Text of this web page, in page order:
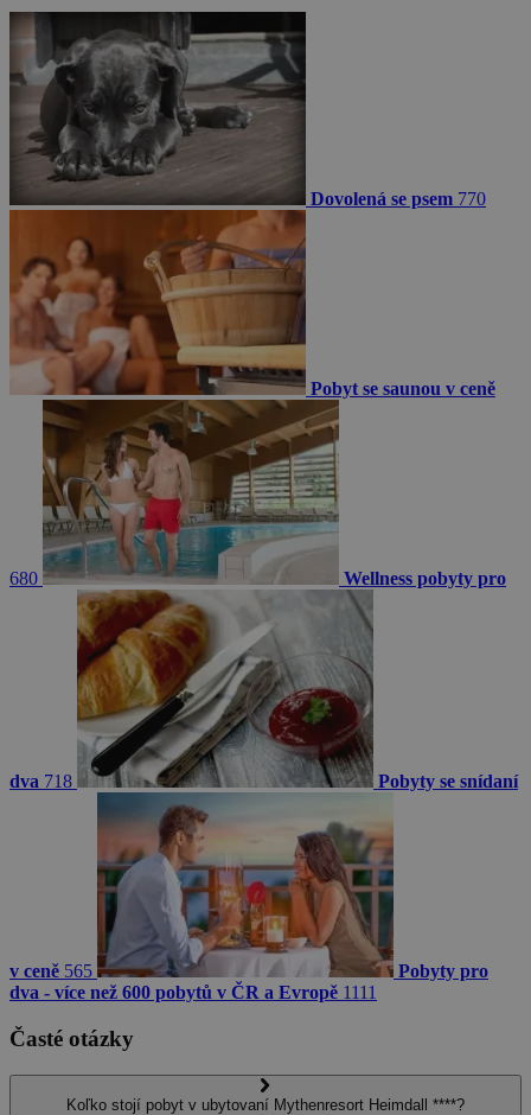
Dovolená se psem 770
Pobyt se saunou v ceně
680 Wellness pobyty pro
dva 718 Pobyty se snídaní
v ceně 565
Pobyty pro
dva - více než 600 pobytů v ČR a Evropě 1111
Časté otázky
Koľko stojí pobyt v ubytovaní Mythenresort Heimdall ****?